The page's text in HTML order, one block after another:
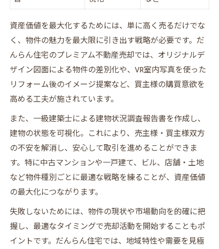
資産価値を最大化するためには、単に高く売るだけでな
く、物件の魅力を最大限に引き出す戦略が必要です。だ
んらん住宅のプレミアム不動産売却では、オリジナルデ
ザイン図面による物件の差別化や、VR室内写真を使った
リフォーム後のイメージ提案など、買主様の購買意欲を
高める工夫が施されています。
また、一級建築士による建物状況調査報告書を作成し、
建物の状態を可視化。これにより、売主様・買主様双方
の不安を解消し、安心して取引を進めることができま
す。特に中古マンションや一戸建て、ビル、店舗・土地
など物件種別ごとに最適な戦略を練ることが、資産価値
の最大化につながります。
失敗しないためには、物件の現状や市場動向を的確に把
握し、最適なタイミングで売却活動を開始することもポ
イントです。だんらん住宅では、地域特性や需要を見極